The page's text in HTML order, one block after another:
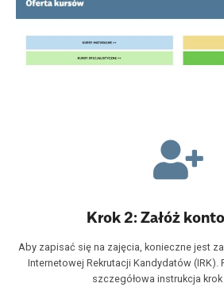
Krok 2: Załóż
Aby zapisać się na zajęcia, konieczne jest
Internetowej Rekrutacji Kandydatów (IRK).
szczegółowa instrukcja